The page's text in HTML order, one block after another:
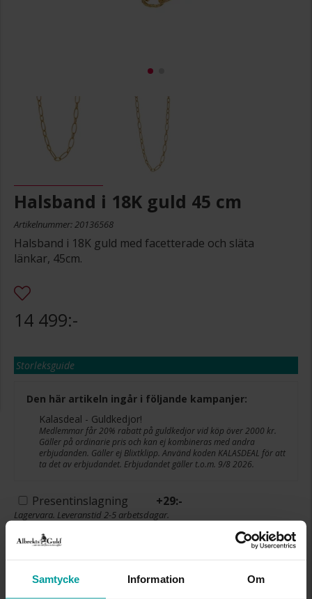
Samtycke Information Om
Halsband i 18K guld 45 cm
Artikelnummer: 20136568
Halsband i 18K guld med facetterade och släta
länkar, 45cm.
14 499:-
Storleksguide
Den här artikeln ingår i följande kampanjer:
Kalasdeal - Guldkedjor!
Medlemmar får 20% rabatt på guldkedjor vid köp över 2000 kr.
Gäller på ordinarie pris och kan ej kombineras med andra
erbjudanden. Gäller ej Blixtklipp. Använd koden KALASDEAL för att
ta det av erbjudandet. Erbjudandet gäller t.o.m. 9/8 2026.
Presentinslagning +29:-
Lagervara. Leveranstid 2-5 arbetsdagar.
✅ Öppet köp i 30 dagar vid onlineköp.
LÄGG I VARUKORGEN